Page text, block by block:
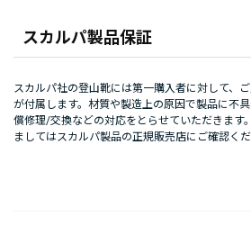
スカルパ製品保証
スカルパ社の登山靴には第一購入者に対して、
が付属します。材質や製造上の原因で製品に不
償修理/交換などの対応をとらせていただきます
ましてはスカルパ製品の正規販売店にご確認くだ